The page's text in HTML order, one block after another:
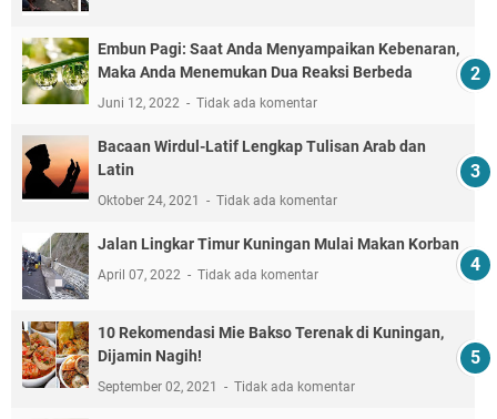
Embun Pagi: Saat Anda Menyampaikan Kebenaran,
Maka Anda Menemukan Dua Reaksi Berbeda
Juni 12, 2022 Tidak ada komentar
Bacaan Wirdul-Latif Lengkap Tulisan Arab dan
Latin
Oktober 24, 2021 Tidak ada komentar
Jalan Lingkar Timur Kuningan Mulai Makan Korban
April 07, 2022 Tidak ada komentar
10 Rekomendasi Mie Bakso Terenak di Kuningan,
Dijamin Nagih!
September 02, 2021 Tidak ada komentar